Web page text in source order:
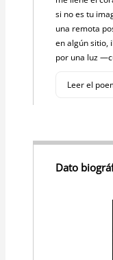
si no es tu
una remota
en algún sitio,
por una luz
Leer el
Dato